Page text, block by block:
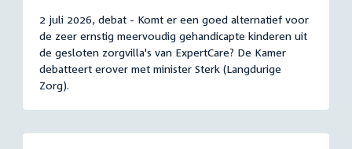
2 juli 2026, debat - Komt er een goed alternatief voor
de zeer ernstig meervoudig gehandicapte kinderen uit
de gesloten zorgvilla's van ExpertCare? De Kamer
debatteert erover met minister Sterk (Langdurige
Zorg).